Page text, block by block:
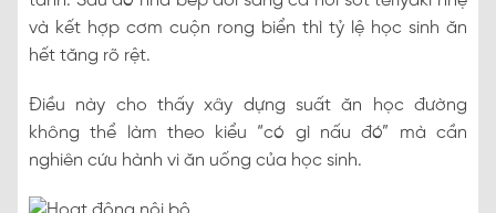
và kết hợp cơm cuộn rong biển thì tỷ lệ học sinh ăn
hết tăng rõ rệt.
Điều này cho thấy xây dựng suất ăn học đường
không thể làm theo kiểu “có gì nấu đó” mà cần
nghiên cứu hành vi ăn uống của học sinh.